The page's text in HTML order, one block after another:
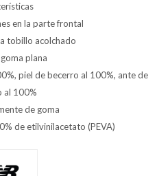
en la parte frontal
tobillo acolchado
plana
piel de becerro al 100%, ante de
al 100%
de goma
de etilvinilacetato (PEVA)